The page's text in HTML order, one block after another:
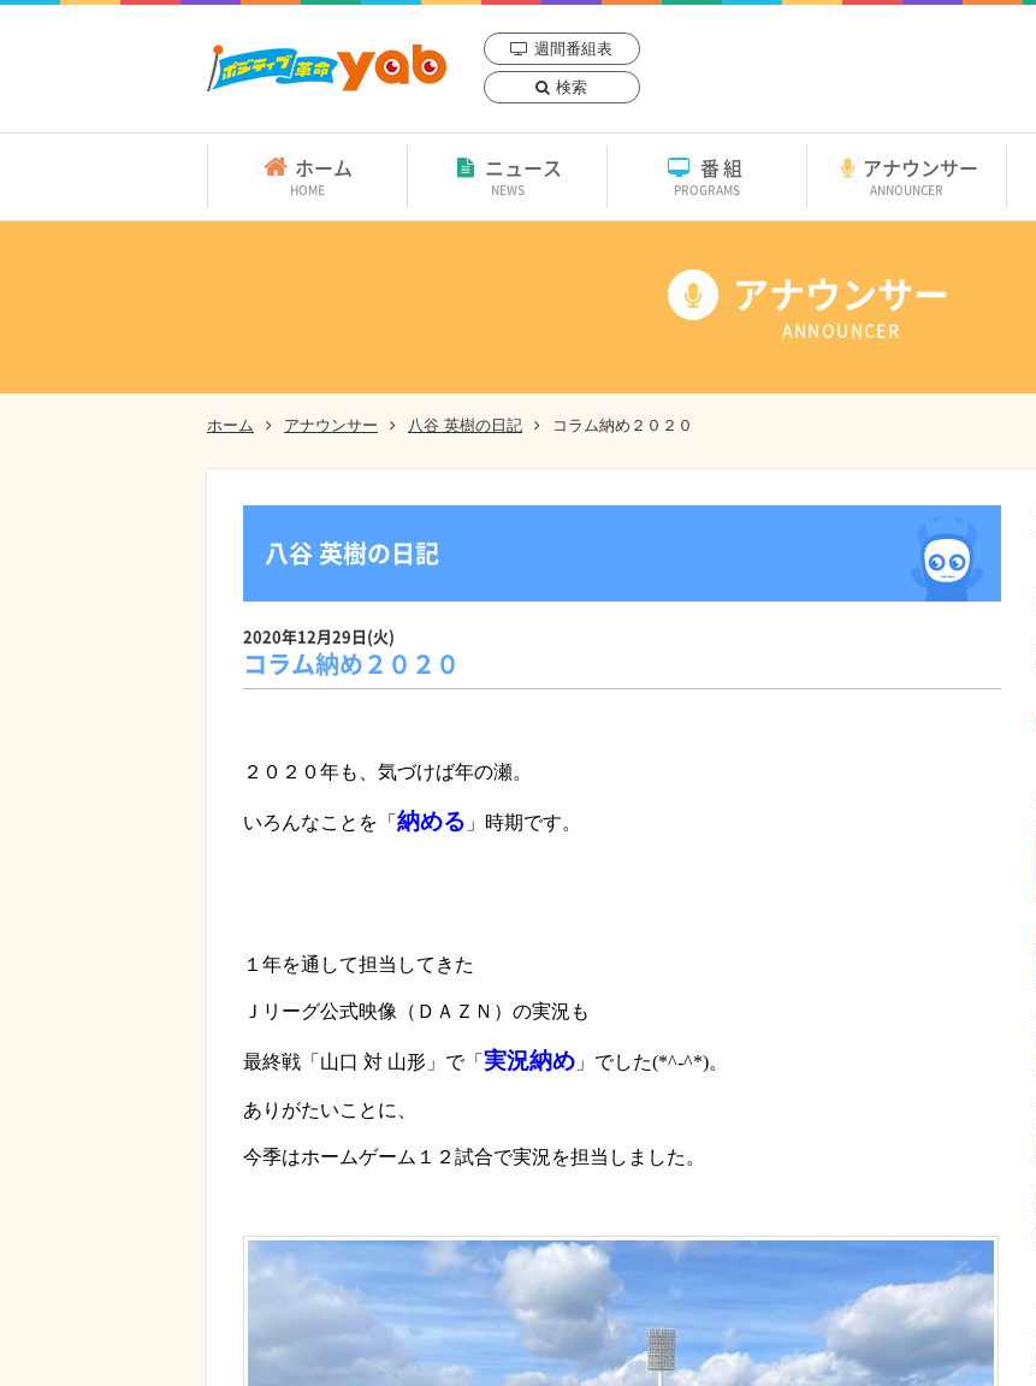
週間番組表
検索
ホーム
HOME
ニュース
NEWS
番組
PROGRAMS
アナウンサー
ANNOUNCER
アナウンサー
ANNOUNCER
ホーム アナウンサー 八谷 英樹の日記 コラム納め２０２０
八谷 英樹の日記
2020年12月29日(火)
コラム納め２０２０
２０２０年も、気づけば年の瀬。
いろんなことを「 納める 」時期です。
１年を通して担当してきた
Ｊリーグ公式映像（ＤＡＺＮ）の実況も
最終戦「山口 対 山形」で「 実況納め 」でした(*^-^*)。
ありがたいことに、
今季はホームゲーム１２試合で実況を担当しました。